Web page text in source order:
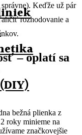
Keďže už pár
rozhodovanie a
– oplatí sa
bežná plienka z
roky minieme na
značkovejšie